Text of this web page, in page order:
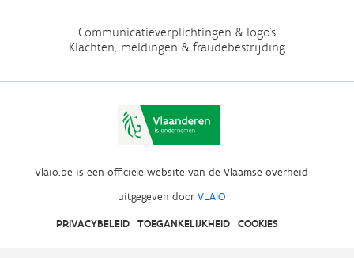
Communicatieverplichtingen & logo's
Klachten, meldingen & fraudebestrijding
Vlaio.be is een officiële website van de Vlaamse overheid
uitgegeven door VLAIO
PRIVACYBELEID TOEGANKELIJKHEID COOKIES